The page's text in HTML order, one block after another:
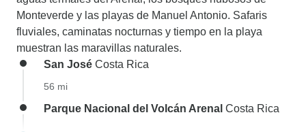
Monteverde y las playas de Manuel Antonio. Safaris
fluviales, caminatas nocturnas y tiempo en la playa
muestran las maravillas naturales.
San José Costa Rica
56 mi
Parque Nacional del Volcán Arenal Costa Rica